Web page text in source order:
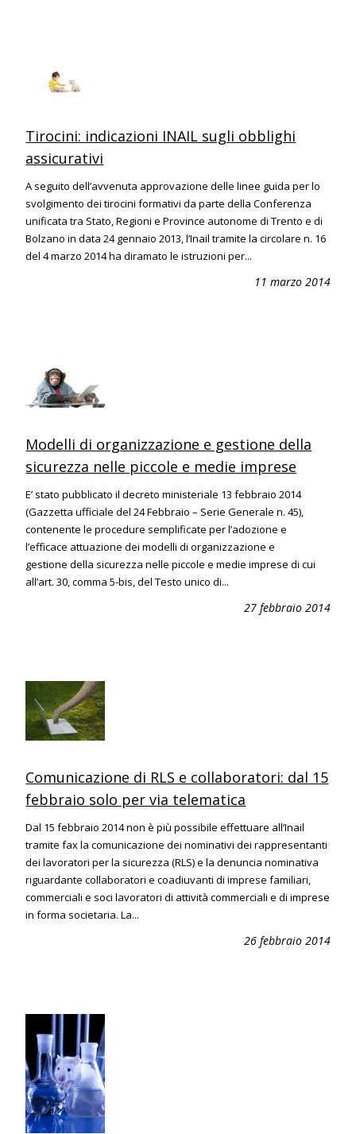
Tirocini: indicazioni INAIL sugli obblighi
assicurativi
A seguito dell’avvenuta approvazione delle linee guida per lo
svolgimento dei tirocini formativi da parte della Conferenza
unificata tra Stato, Regioni e Province autonome di Trento e di
Bolzano in data 24 gennaio 2013, l’Inail tramite la circolare n. 16
del 4 marzo 2014 ha diramato le istruzioni per...
11 marzo 2014
Modelli di organizzazione e gestione della
sicurezza nelle piccole e medie imprese
E’ stato pubblicato il decreto ministeriale 13 febbraio 2014
(Gazzetta ufficiale del 24 Febbraio – Serie Generale n. 45),
contenente le procedure semplificate per l’adozione e
l’efficace attuazione dei modelli di organizzazione e
gestione della sicurezza nelle piccole e medie imprese di cui
all’art. 30, comma 5-bis, del Testo unico di...
27 febbraio 2014
Comunicazione di RLS e collaboratori: dal 15
febbraio solo per via telematica
Dal 15 febbraio 2014 non è più possibile effettuare all’Inail
tramite fax la comunicazione dei nominativi dei rappresentanti
dei lavoratori per la sicurezza (RLS) e la denuncia nominativa
riguardante collaboratori e coadiuvanti di imprese familiari,
commerciali e soci lavoratori di attività commerciali e di imprese
in forma societaria. La...
26 febbraio 2014